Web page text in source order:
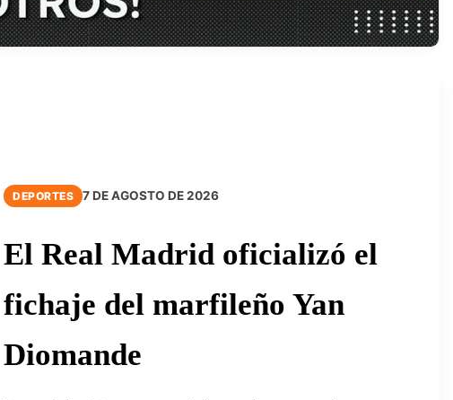
DEPORTES 7 DE AGOSTO DE 2026
El Real Madrid oficializó el
fichaje del marfileño Yan
Diomande